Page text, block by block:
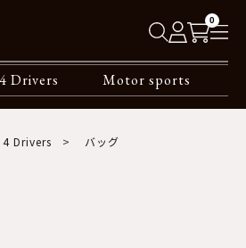
0
4 Drivers Motor sports
4 Drivers バッグ